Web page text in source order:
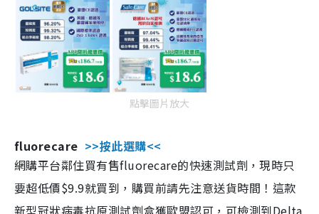
點擊圖片放大
fluorecare >>按此選購<<
網購平台鄰住買有售fluorecare的快速測試劑，現時只
要超低價$9.9就買到，購買前請先注意送貨時間！這款
新型冠狀病毒抗原測試劑盒獲歐盟認可，可檢測到Delta